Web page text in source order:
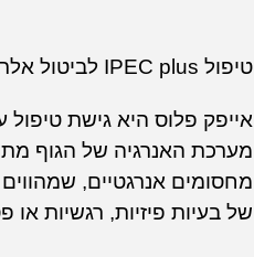
טיפול IPEC plus לביטול אלרגיות
אייפק פלוס היא גישת
מערכת האנרגיה של הגוף
מחסומים אנרגטיים, שמהווים
של בעיות פיזיות, רגשיות או